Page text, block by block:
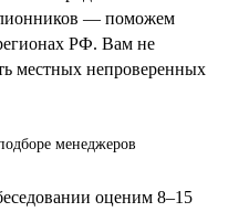
— поможем
РФ. Вам не
местных непроверенных
менеджеров
оценим 8–15